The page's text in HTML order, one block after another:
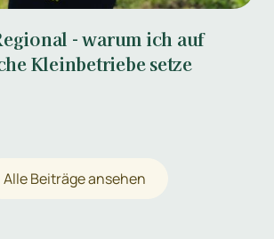
- warum ich auf
Kleinbetriebe setze
Alle Beiträge ansehen